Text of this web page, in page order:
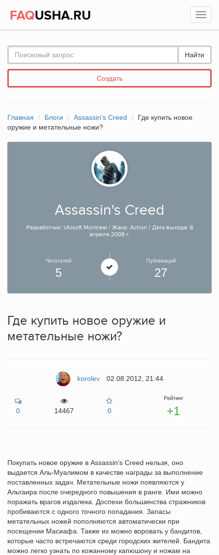
FAQUSHA.RU
Найти
Создать
Главная Блоги Assassin's Creed
Где купить новое
оружие и метательные ножи?
Assassin's Creed
Разработчик: Ubisoft Montreal / Жанр: Action / Дата выхода: 8
апреля 2008 г.
Читателей
5
Публикаций
27
Где купить новое оружие и
метательные ножи?
korolev 02.08.2012, 21:44
0 14467 0
Рейтинг
+1
Покупать новое оружие в Assassin's Creed нельзя, оно
выдается Аль-Муалимом в качестве награды за выполнение
поставленных задач. Метательные ножи появляются у
Альтаира после очередного повышения в ранге. Ими можно
поражать врагов издалека. Доспехи большинства стражников
пробиваются с одного точного попадания. Запасы
метательных ножей пополняются автоматически при
посещении Масиафа. Также их можно воровать у бандитов,
которые часто встречаются среди городских жителей. Бандита
можно легко узнать по кожанному капюшону и ножам на